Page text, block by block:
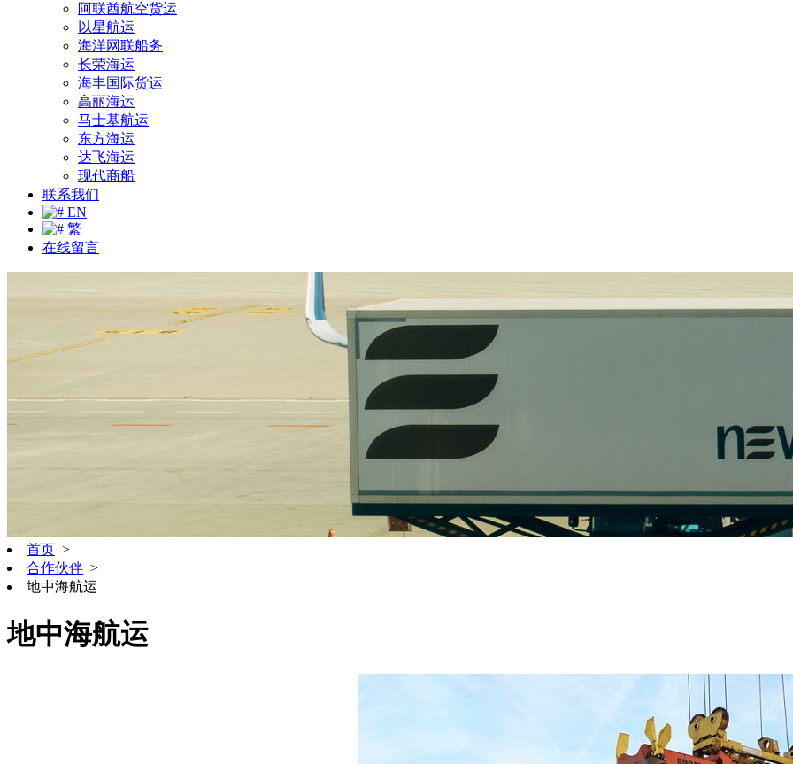
阿联酋航空货运
以星航运
海洋网联船务
长荣海运
海丰国际货运
高丽海运
马士基航运
东方海运
达飞海运
现代商船
联系我们
EN
繁
在线留言
首页 >
合作伙伴 >
地中海航运
地中海航运